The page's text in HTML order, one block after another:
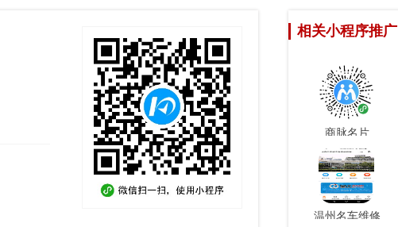
相关小程序推广
商脉名片
温州名车维修